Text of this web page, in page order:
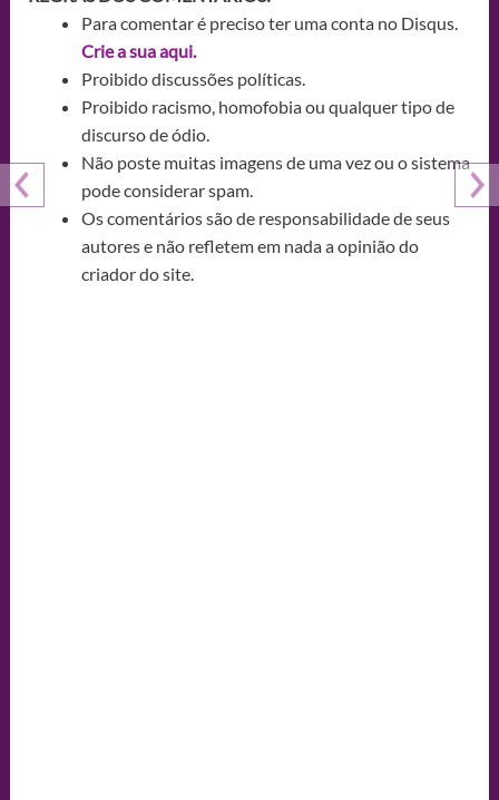
Para comentar é preciso ter uma conta no Disqus.
Crie a sua aqui.
Proibido discussões políticas.
Proibido racismo, homofobia ou qualquer tipo de
discurso de ódio.
Não poste muitas imagens de uma vez ou o sistema
pode considerar spam.
Os comentários são de responsabilidade de seus
autores e não refletem em nada a opinião do
criador do site.